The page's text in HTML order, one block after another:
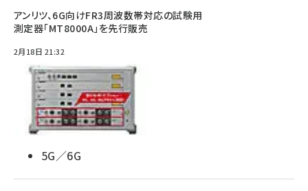
アンリツ、6G向けFR3周波数帯対応の試験用
測定器「MT8000A」を先行販売
2月18日 21:32
5G／6G